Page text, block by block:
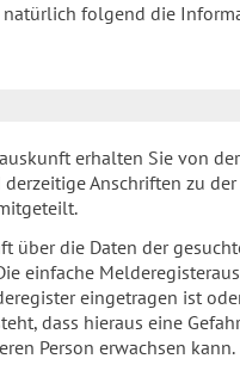
folgend die
erhalten Sie von
Anschriften zu
über die Daten der
einfache
eingetragen ist
dass hieraus eine
Person erwachsen kann.